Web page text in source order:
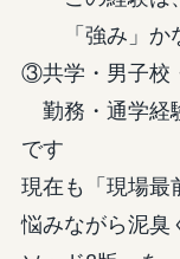
「強み」かな
③共学・男子校
勤務・通学経
です
現在も「現場最
悩みながら泥臭